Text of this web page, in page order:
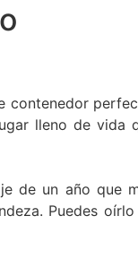
contenedor
lleno de vida
de un año que
Puedes